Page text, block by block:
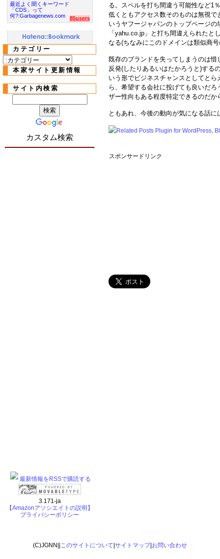
る。スペルを打ち間違う可能性など1
低くともアクセス数そのものは無視
いうヤフージャパンのトップページ
「yahu.co.jp」と打ち間違えられたと
なる(ちなみにこのドメインは類似商
既存のブランドを失ってしまうのは
反発(したりあるいはたかろうと)する
いう形でビジネスチャンスとしてと
ら、希望する会社に投げても良いだ
ザー性向もある程度特定できるのだ
ともあれ、今後の動向が気になる話に
スポンサードリンク
最近よく聞くキーワード
「CDS」って
何?:Garbagenews.com
85users
カテゴリー
本家サイト更新情報
サイト内検索
カスタム検索
最新情報をRSSで購読する
3.171-ja
【Amazonアソシエイトの説明】
プライバシーポリシー
(C)JGNN|| このサイトについて サイトマップ| お問い合わせ